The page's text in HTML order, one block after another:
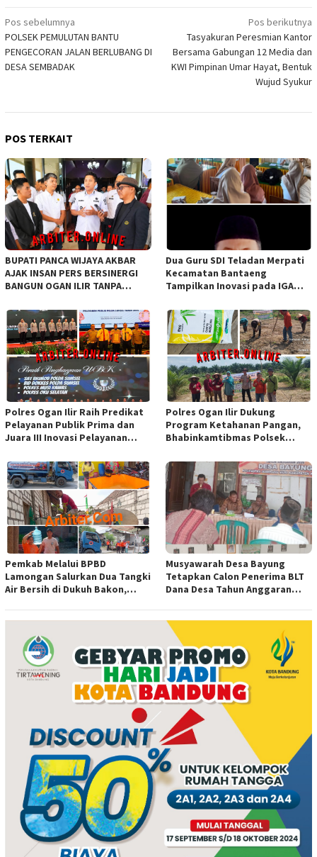
Navigasi
pos
Pos sebelumnya
POLSEK PEMULUTAN BANTU
PENGECORAN JALAN BERLUBANG DI
DESA SEMBADAK
Pos berikutnya
Tasyakuran Peresmian Kantor
Bersama Gabungan 12 Media dan
KWI Pimpinan Umar Hayat, Bentuk
Wujud Syukur
POS TERKAIT
BUPATI PANCA WIJAYA AKBAR
AJAK INSAN PERS BERSINERGI
BANGUN OGAN ILIR TANPA
Dua Guru SDI Teladan Merpati
Kecamatan Bantaeng
Tampilkan Inovasi pada IGA
Sulawesi
Polres Ogan Ilir Raih Predikat
Pelayanan Publik Prima dan
Juara III Inovasi Pelayanan
Polres Ogan Ilir Dukung
Program Ketahanan Pangan,
Bhabinkamtibmas Polsek
Jagung Pipil di Desa Sungai
Rambutan
Pemkab Melalui BPBD
Lamongan Salurkan Dua Tangki
Air Bersih di Dukuh Bakon,
Musyawarah Desa Bayung
Tetapkan Calon Penerima BLT
Dana Desa Tahun Anggaran